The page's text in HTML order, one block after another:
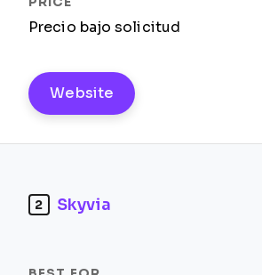
Precio bajo solicitud
Website
2 Skyvia